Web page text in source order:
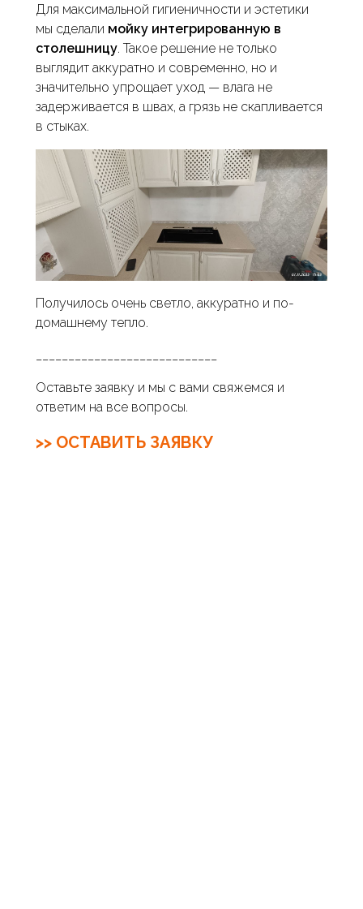
Для максимальной гигиеничности и эстетики
мы сделали мойку интегрированную в
столешницу. Такое решение не только
выглядит аккуратно и современно, но и
значительно упрощает уход — влага не
задерживается в швах, а грязь не скапливается
в стыках.
Получилось очень светло, аккуратно и по-
домашнему тепло.
Оставьте заявку и мы с вами свяжемся и
ответим на все вопросы.
>> ОСТАВИТЬ ЗАЯВКУ